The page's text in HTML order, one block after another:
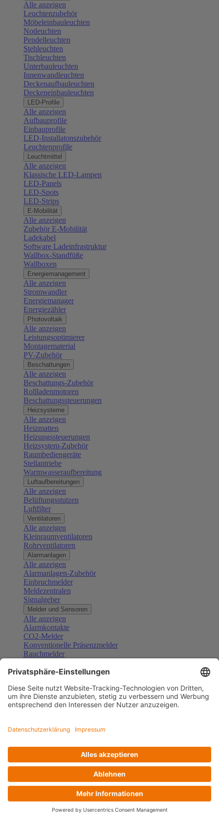
Alle anzeigen
Leuchtenzubehör
Möbeleinbauleuchten
Notleuchten
Pendelleuchten
Stehleuchten
Tischleuchten
Unterbauleuchten
Innenwandleuchten
Deckenaufbauleuchten
Deckeneinbauleuchten
LED-Profile
Alle anzeigen
Aufbauprofile
Einbauprofile
LED-Installatonszubehör
Leuchtenprofile
Leuchtmittel
Alle anzeigen
Klassische LED-Lampen
LED-Panels
LED-Spots
LED-Strips
E-Mobilität
Alle anzeigen
Zubehör E-Mobilität
Ladekabel
Software Ladeinfrastruktur
Wallbox-Standfüße
Wallboxen
Energiemanagement
Alle anzeigen
Stromwandler
Energiemanager
Energiezähler
Photovoltaik
Alle anzeigen
Leistungsoptimierer
Montagematerial
PV-Zubehör
Beschattungen
Alle anzeigen
Beschattungs-Zubehör
Rollladenmotoren
Beschattungssteuerungen
Heizsysteme
Alle anzeigen
Heizmatten
Heizungssteuerungen
Heizsystem-Zubehör
Raumbediengeräte
Stellantriebe
Warmwasseraufbereitung
Luftaufbereitungen
Alle anzeigen
Belüftungsstutzen
Luftfilter
Ventilatoren
Alle anzeigen
Kleinraumventilatoren
Rohrventilatoren
Alarmanlagen
Alle anzeigen
Alarmanlagen-Zubehör
Einbruchmelder
Meldezentralen
Signalgeber
Melder und Sensoren
Alle anzeigen
Alarmkontakte
CO2-Melder
Konventionelle Präsenzmelder
Rauchmelder
Gefahrenmelder
Türsprechanlagen
Alle anzeigen
Außenstationen
Klingeltaster und Gongs
Sprechanlagen-Sets
Zubehör Türkommunikation
Videoüberwachung
Zubehör Videoüberwachung
Alle anzeigen